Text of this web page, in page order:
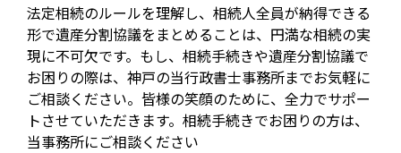
法定相続のルールを理解し、相続人全員が納得できる
形で遺産分割協議をまとめることは、円満な相続の実
現に不可欠です。もし、相続手続きや遺産分割協議で
お困りの際は、神戸の当行政書士事務所までお気軽に
ご相談ください。皆様の笑顔のために、全力でサポー
トさせていただきます。相続手続きでお困りの方は、
当事務所にご相談ください